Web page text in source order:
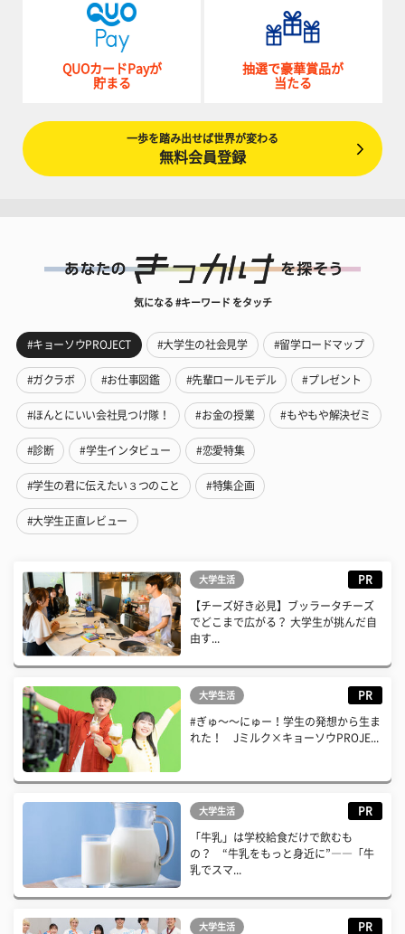
QUOカードPayが
貯まる
抽選で豪華賞品が
当たる
一歩を踏み出せば世界が変わる
無料会員登録
気になる #キーワード をタッチ
#キョーソウPROJECT #大学生の社会見学 #留学ロードマップ
#ガクラボ #お仕事図鑑 #先輩ロールモデル #プレゼント
#ほんとにいい会社見つけ隊！ #お金の授業 #もやもや解決ゼミ
#診断 #学生インタビュー #恋愛特集
#学生の君に伝えたい３つのこと #特集企画
#大学生正直レビュー
大学生活 PR
【チーズ好き必見】ブッラータチーズ
でどこまで広がる？ 大学生が挑んだ自
由す...
大学生活 PR
#ぎゅ〜〜にゅー！学生の発想から生ま
れた！ Jミルク×キョーソウPROJE...
大学生活 PR
「牛乳」は学校給食だけで飲むも
の？ “牛乳をもっと身近に”――「牛
乳でスマ...
大学生活 PR